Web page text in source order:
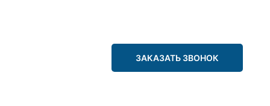
ЗАКАЗАТЬ ЗВОНОК